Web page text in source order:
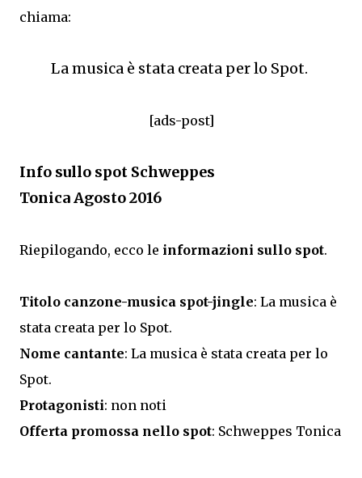
chiama:
La musica è stata creata per lo Spot.
[ads-post]
Info sullo spot Schweppes
Tonica Agosto 2016
Riepilogando, ecco le informazioni sullo spot.
Titolo canzone-musica spot-jingle: La musica è
stata creata per lo Spot.
Nome cantante: La musica è stata creata per lo
Spot.
Protagonisti: non noti
Offerta promossa nello spot: Schweppes Tonica